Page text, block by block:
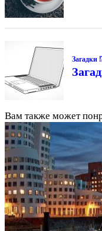
Загадки
Вам также может